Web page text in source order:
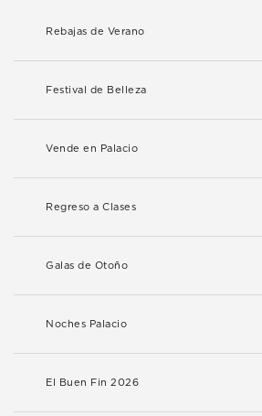
Rebajas de Verano
Festival de Belleza
Vende en Palacio
Regreso a Clases
Galas de Otoño
Noches Palacio
El Buen Fin 2026